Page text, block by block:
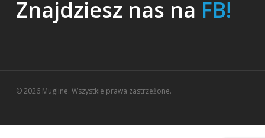
Znajdziesz nas na FB!
© 2026 Mugline. Wszystkie prawa zastrzeżone.